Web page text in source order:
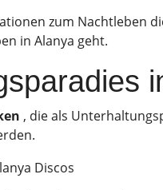
zum Nachtleben
in Alanya geht.
, die als